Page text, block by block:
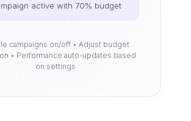
active with 70% budget
campaigns on/off • Adjust budget
• Performance auto-updates based
on settings